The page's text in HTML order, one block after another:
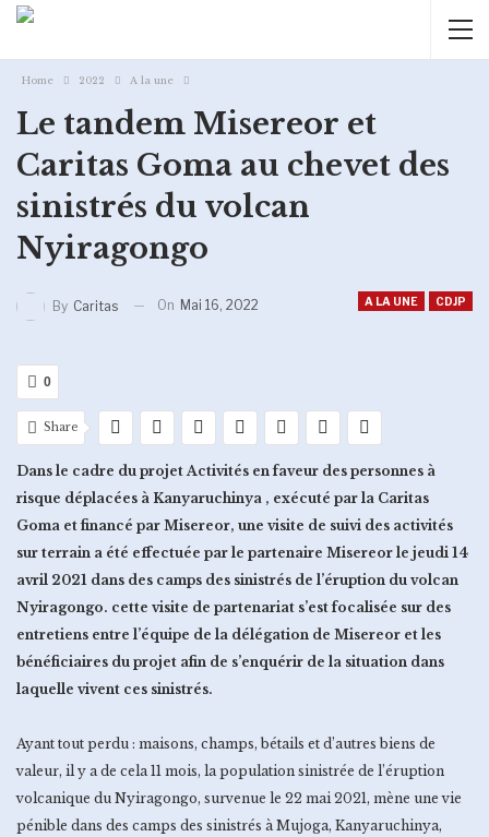
Home 2022 A la une
Le tandem Misereor et
Caritas Goma au chevet des
sinistrés du volcan
Nyiragongo
A LA UNE CDJP
By Caritas On Mai 16, 2022
0
Share
Dans le cadre du projet Activités en faveur des personnes à
risque déplacées à Kanyaruchinya , exécuté par la Caritas
Goma et financé par Misereor, une visite de suivi des activités
sur terrain a été effectuée par le partenaire Misereor le jeudi 14
avril 2021 dans des camps des sinistrés de l’éruption du volcan
Nyiragongo. cette visite de partenariat s’est focalisée sur des
entretiens entre l’équipe de la délégation de Misereor et les
bénéficiaires du projet afin de s’enquérir de la situation dans
laquelle vivent ces sinistrés.
Ayant tout perdu : maisons, champs, bétails et d’autres biens de
valeur, il y a de cela 11 mois, la population sinistrée de l’éruption
volcanique du Nyiragongo, survenue le 22 mai 2021, mène une vie
pénible dans des camps des sinistrés à Mujoga, Kanyaruchinya,